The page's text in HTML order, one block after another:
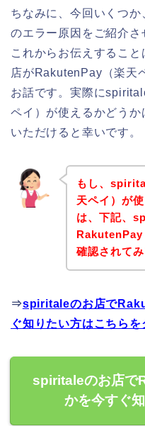
ちなみに、今回いくつ
のエラー原因をご紹介さ
これからお伝えするこ
店がRakutenPay（楽天
お話です。実際に
ペイ）が使えるかどう
いただけると幸いです。
もし、
天ペイ）が
は、下記、
RakutenPay
確認されて
⇒spiritaleのお店で
ぐ知りたい方はこちらを
spiritaleのお店で
かを今すぐ